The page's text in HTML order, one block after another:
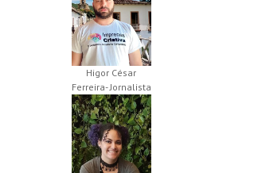
Higor César
Ferreira- Jornalista